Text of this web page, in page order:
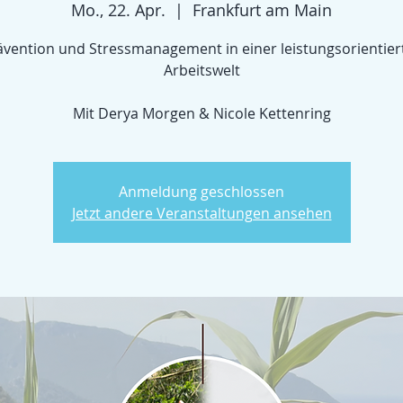
Mo., 22. Apr.
  |
Frankfurt am Main
und Stressmanagement in einer
Arbeitswelt
Mit Derya Morgen & Nicole Kettenring
Anmeldung geschlossen
Jetzt andere Veranstaltungen ansehen